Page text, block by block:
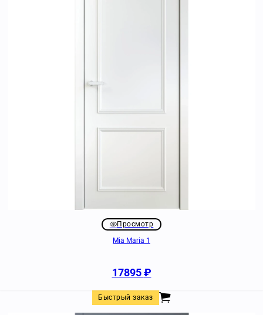
Просмотр
Mia Maria 1
17895₽
Быстрый заказ